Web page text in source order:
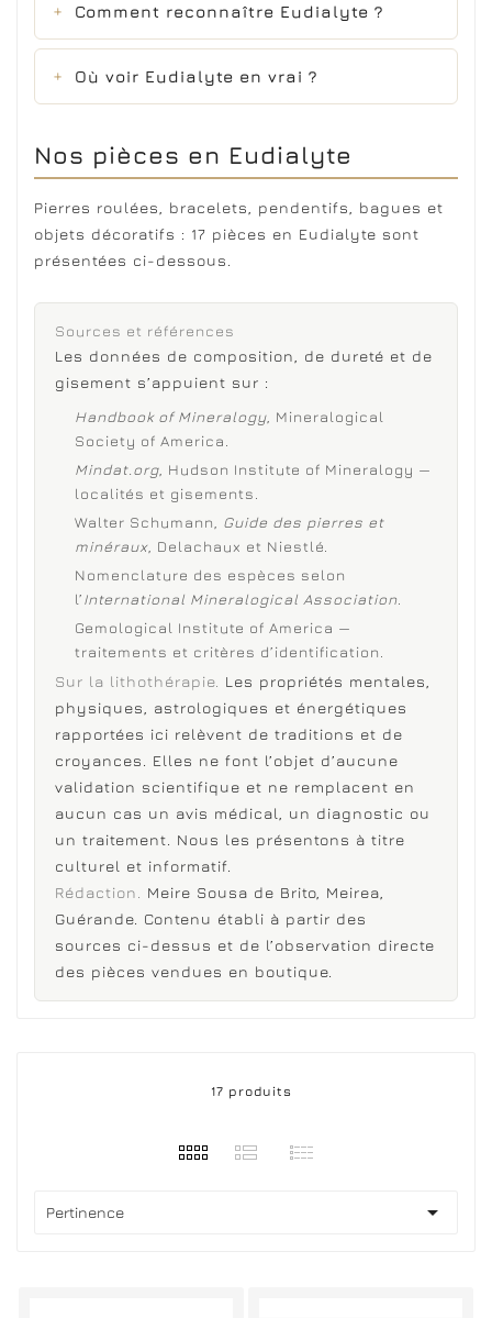
Comment reconnaître Eudialyte ?
Où voir Eudialyte en vrai ?
Nos pièces en Eudialyte
Pierres roulées, bracelets, pendentifs, bagues et
objets décoratifs : 17 pièces en Eudialyte sont
présentées ci-dessous.
Sources et références
Les données de composition, de dureté et de
gisement s’appuient sur :
Handbook of Mineralogy, Mineralogical
Society of America.
Mindat.org, Hudson Institute of Mineralogy —
localités et gisements.
Walter Schumann, Guide des pierres et
minéraux, Delachaux et Niestlé.
Nomenclature des espèces selon
l’International Mineralogical Association.
Gemological Institute of America —
traitements et critères d’identification.
Sur la lithothérapie. Les propriétés mentales,
physiques, astrologiques et énergétiques
rapportées ici relèvent de traditions et de
croyances. Elles ne font l’objet d’aucune
validation scientifique et ne remplacent en
aucun cas un avis médical, un diagnostic ou
un traitement. Nous les présentons à titre
culturel et informatif.
Rédaction.
Meire Sousa de Brito, Meirea,
Guérande. Contenu établi à partir des
sources ci-dessus et de l’observation directe
des pièces vendues en boutique.
17 produits
Pertinence 